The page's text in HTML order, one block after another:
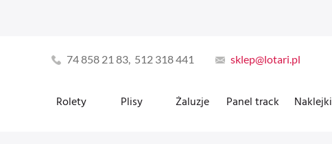
74 858 21 83, 512 318 441 sklep@lotari.pl
Rolety Plisy Żaluzje Panel track Naklejki